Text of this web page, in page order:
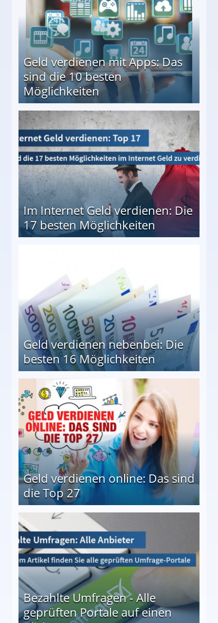
Geld verdienen mit Apps: Das
sind die 10 besten
Möglichkeiten
besten Möglichkeiten
Im Internet Geld verdienen: Die
17 besten Möglichkeiten
Geld verdienen nebenbei: Die
besten 16 Möglichkeiten
Geld verdienen online: Das sind
die Top 27
Bezahlte Umfragen - Alle
geprüften Portale auf einen